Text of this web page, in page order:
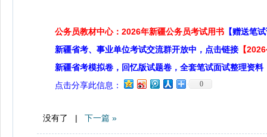
公务员教材中心：2026年新疆公务员考试用书 【赠送笔
新疆省考、事业单位考试交流群开放中，点击链接 【
新疆省考模拟卷，回忆版试题卷，全套笔试面试整理资料
点击分享此信息：
0
没有了 | 下一篇 »